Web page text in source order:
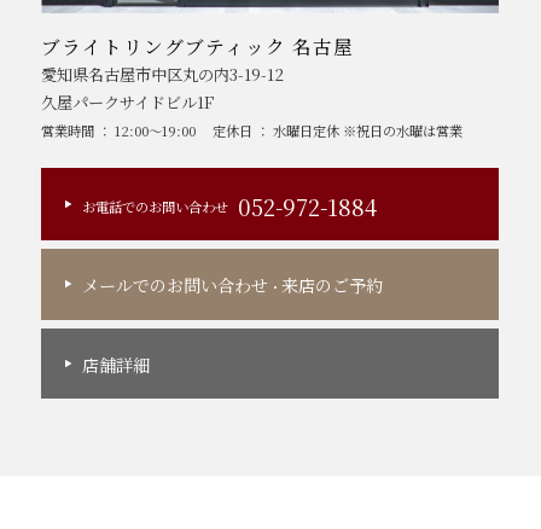
ブライトリングブティック 名古屋
愛知県名古屋市中区丸の内3-19-12
久屋パークサイドビル1F
営業時間 ： 12:00～19:00 定休日 ： 水曜日定休 ※祝日の水曜は営業
お電話でのお問い合わせ 052-972-1884
メールでのお問い合わせ ・来店のご予約
店舗詳細